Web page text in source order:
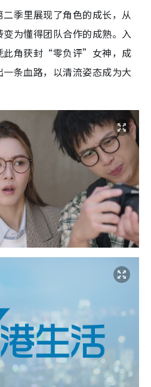
季里展现了角色的成长，从
为懂得团队合作的成熟。入
此角获封“零负评”女神，成
条血路，以清流姿态成为大